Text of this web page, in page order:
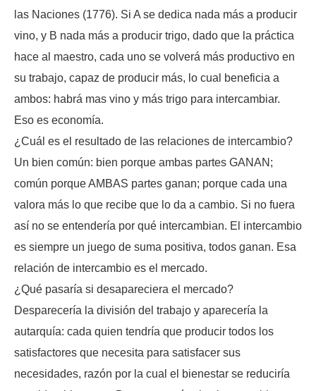
las Naciones (1776). Si A se dedica nada más a producir
vino, y B nada más a producir trigo, dado que la práctica
hace al maestro, cada uno se volverá más productivo en
su trabajo, capaz de producir más, lo cual beneficia a
ambos: habrá mas vino y más trigo para intercambiar.
Eso es economía.
¿Cuál es el resultado de las relaciones de intercambio?
Un bien común: bien porque ambas partes GANAN;
común porque AMBAS partes ganan; porque cada una
valora más lo que recibe que lo da a cambio. Si no fuera
así no se entendería por qué intercambian. El intercambio
es siempre un juego de suma positiva, todos ganan. Esa
relación de intercambio es el mercado.
¿Qué pasaría si desapareciera el mercado?
Desparecería la división del trabajo y aparecería la
autarquía: cada quien tendría que producir todos los
satisfactores que necesita para satisfacer sus
necesidades, razón por la cual el bienestar se reduciría